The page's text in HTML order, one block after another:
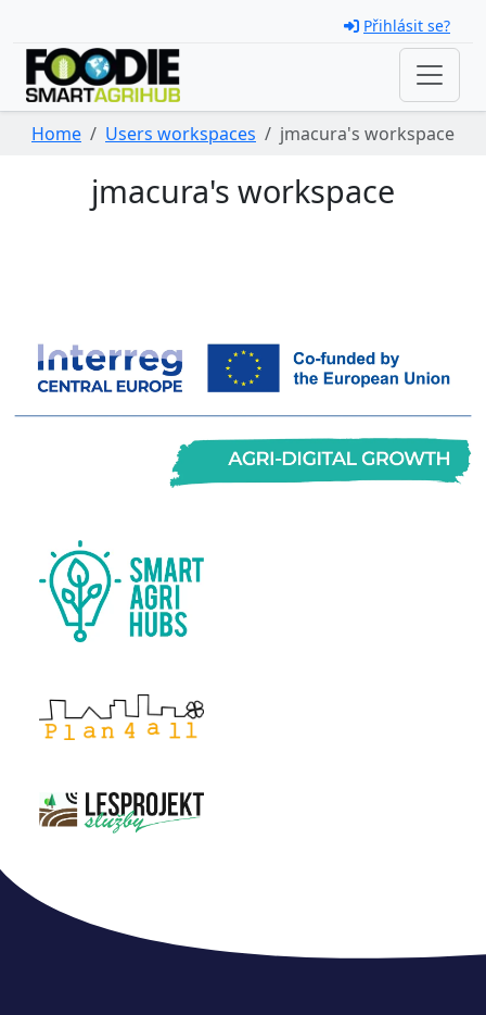
Přihlásit se?
Home Users workspaces jmacura's workspace
jmacura's workspace